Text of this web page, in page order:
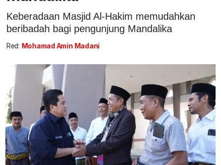
Keberadaan Masjid Al-Hakim memudahkan
beribadah bagi pengunjung Mandalika
Red: Mohamad Amin Madani